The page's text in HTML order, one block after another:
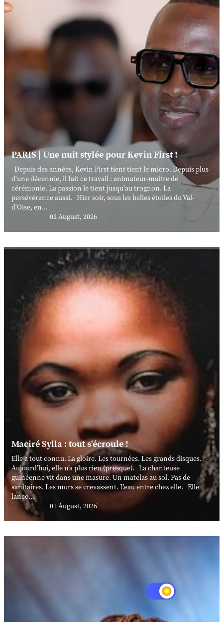
PARIS | Une nuit stylée pour Kevin First !
Depuis des années, Kevin First tient tient le micro. Depuis plus
d'une décennie, il fait ce travail : animateur-maître de
cérémonie. La passion le tient jusqu'au trognon. La
persévérance aussi. Hier soir, sous les belles étoiles du Val-
d'Oise, en...
02 August, 2026
Maciré Sylla : tout s’écroule !
Elle a tout connu. La gloire. Les tournées. Les grands disques.
Aujourd’hui, elle n’a plus rien (presque). La chanteuse
guinéenne vit dans une masure. Un matelas au sol. Pas de
sanitaires. Les murs se crevassent. L'eau entre chez elle. Elle
lance...
01 August, 2026